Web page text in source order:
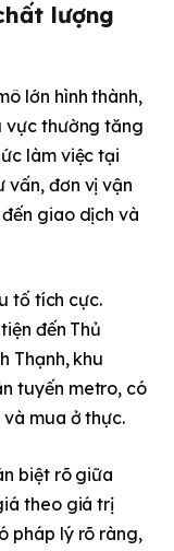
lượng
lớn hình thành,
vực thường tăng
làm việc tại
vấn, đơn vị vận
giao dịch và
tố tích cực.
đến Thủ
Thạnh, khu
tuyến metro, có
mua ở thực.
biệt rõ giữa
theo giá trị
pháp lý rõ ràng,